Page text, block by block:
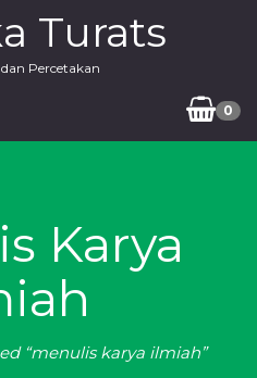
Turats
Percetakan
0
Karya
“menulis karya ilmiah”